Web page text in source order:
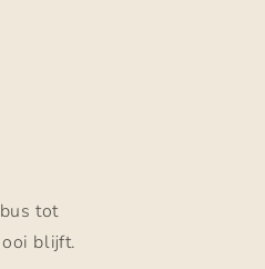
tot
blijft.